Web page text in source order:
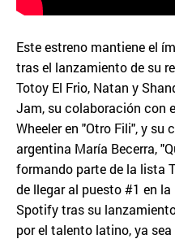
Este estreno mantiene el
tras el lanzamiento de su
Totoy El Frio, Natan y
Jam, su colaboración con
Wheeler en "Otro Fili", y
argentina María Becerra,
formando parte de la lista
de llegar al puesto #1 en
Spotify tras su
por el talento latino, ya